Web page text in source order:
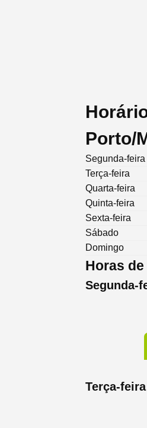
Porto/
Segunda-feira
Terça-feira
Quarta-feira
Quinta-feira
Sexta-feira
Sábado
Domingo
Horas
Segunda-
Terça-feira